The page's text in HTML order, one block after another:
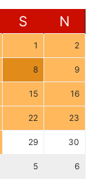
S N
1 2
8 9
15 16
22 23
29 30
5 6